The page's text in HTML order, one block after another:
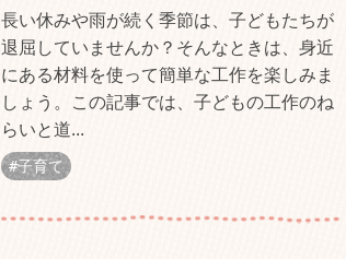
長い休みや雨が続く季節は、子どもたちが
退屈していませんか？そんなときは、身近
にある材料を使って簡単な工作を楽しみま
しょう。この記事では、子どもの工作のね
らいと道...
子育て